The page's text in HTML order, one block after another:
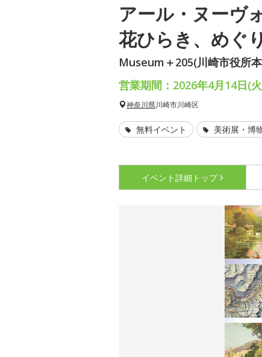
アール・ヌーヴ
花ひらき、めぐ
Museum＋205(川崎市役所
営業期間：2026年4月14日(
神奈川県川崎市川崎区
無料イベント 美術展・博
イベント詳細 トップ